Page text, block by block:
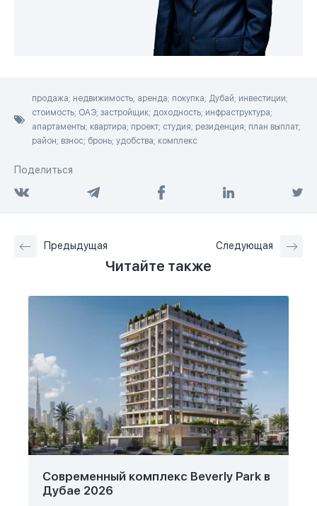
продажа; недвижимость; аренда; покупка; Дубай; инвестиции;
стоимость; ОАЭ; застройщик; доходность; инфраструктура;
апартаменты; квартира; проект; студия; резиденция; план выплат;
район; взнос; бронь; удобства; комплекс
Поделиться
Предыдущая Следующая
Читайте также
Современный комплекс Beverly Park в
Дубае 2026